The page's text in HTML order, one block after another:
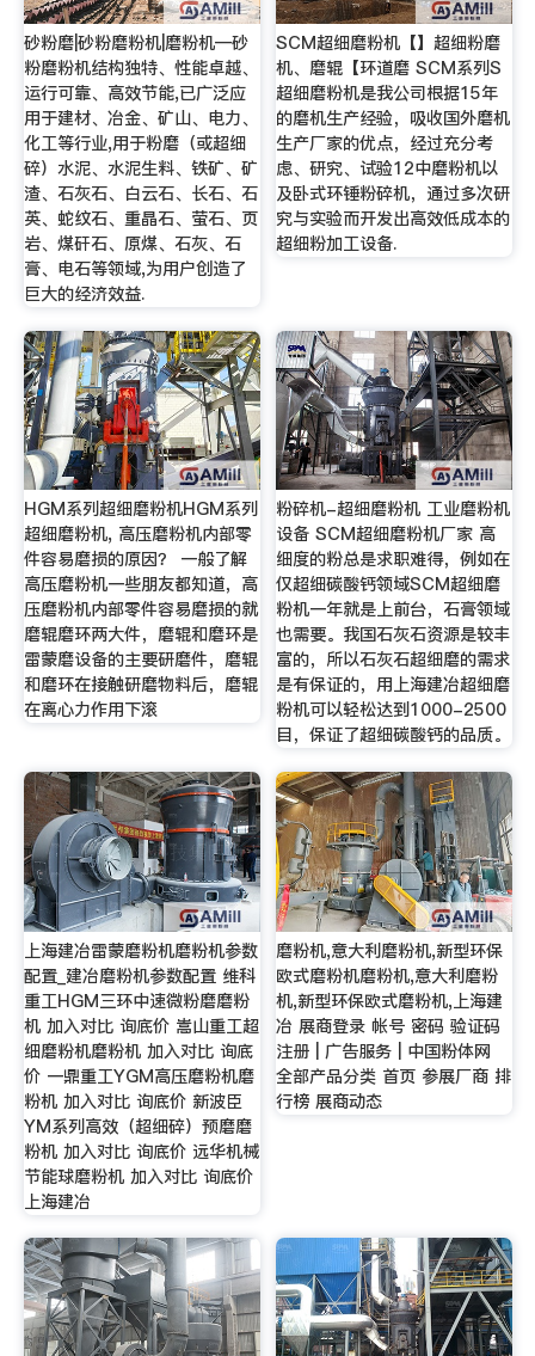
砂粉磨|砂粉磨粉机|磨粉机—砂
粉磨粉机结构独特、性能卓越、
运行可靠、高效节能,已广泛应
用于建材、冶金、矿山、电力、
化工等行业,用于粉磨（或超细
碎）水泥、水泥生料、铁矿、矿
渣、石灰石、白云石、长石、石
英、蛇纹石、重晶石、萤石、页
岩、煤矸石、原煤、石灰、石
膏、电石等领域,为用户创造了
巨大的经济效益.
SCM超细磨粉机【】超细粉磨
机、磨辊【环道磨 SCM系列S
超细磨粉机是我公司根据15年
的磨机生产经验，吸收国外磨机
生产厂家的优点，经过充分考
虑、研究、试验12中磨粉机以
及卧式环锤粉碎机，通过多次研
究与实验而开发出高效低成本的
超细粉加工设备.
HGM系列超细磨粉机HGM系列
超细磨粉机, 高压磨粉机内部零
件容易磨损的原因？ 一般了解
高压磨粉机一些朋友都知道，高
压磨粉机内部零件容易磨损的就
磨辊磨环两大件，磨辊和磨环是
雷蒙磨设备的主要研磨件，磨辊
和磨环在接触研磨物料后，磨辊
在离心力作用下滚
粉碎机-超细磨粉机 工业磨粉机
设备 SCM超细磨粉机厂家 高
细度的粉总是求职难得，例如在
仅超细碳酸钙领域SCM超细磨
粉机一年就是上前台，石膏领域
也需要。我国石灰石资源是较丰
富的，所以石灰石超细磨的需求
是有保证的，用上海建冶超细磨
粉机可以轻松达到1000-2500
目，保证了超细碳酸钙的品质。
上海建冶雷蒙磨粉机磨粉机参数
配置_建冶磨粉机参数配置 维科
重工HGM三环中速微粉磨磨粉
机 加入对比 询底价 嵩山重工超
细磨粉机磨粉机 加入对比 询底
价 一鼎重工YGM高压磨粉机磨
粉机 加入对比 询底价 新波臣
YM系列高效（超细碎）预磨磨
粉机 加入对比 询底价 远华机械
节能球磨粉机 加入对比 询底价
上海建冶
磨粉机,意大利磨粉机,新型环保
欧式磨粉机磨粉机,意大利磨粉
机,新型环保欧式磨粉机,上海建
冶 展商登录 帐号 密码 验证码
注册 | 广告服务 | 中国粉体网
全部产品分类 首页 参展厂商 排
行榜 展商动态